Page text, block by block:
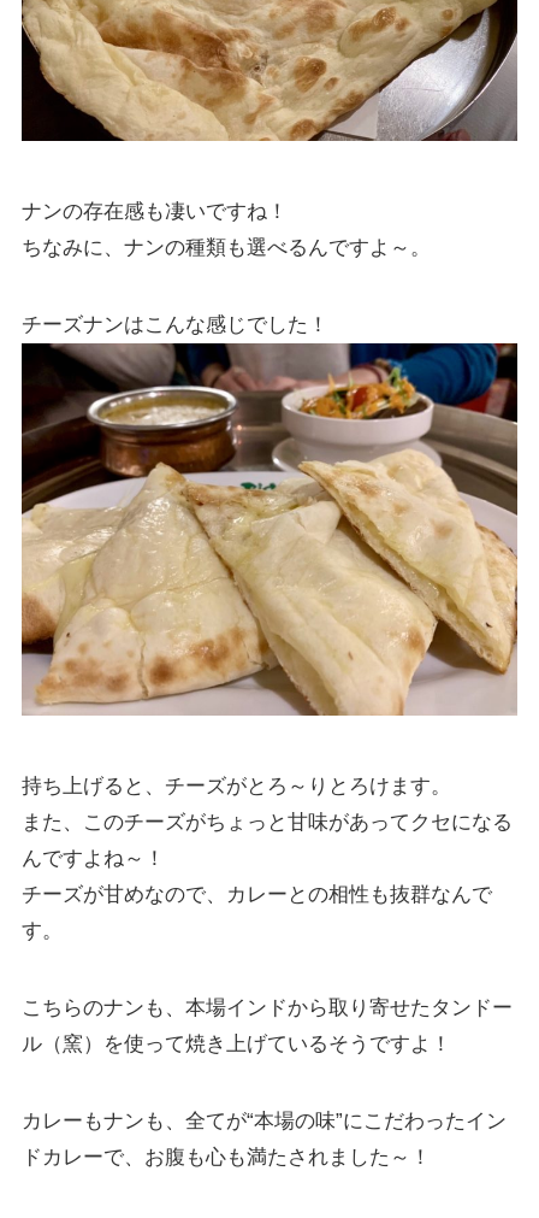
ナンの存在感も凄いですね！
ちなみに、ナンの種類も選べるんですよ～。
チーズナンはこんな感じでした！
持ち上げると、チーズがとろ～りとろけます。
また、このチーズがちょっと甘味があってクセになる
んですよね～！
チーズが甘めなので、カレーとの相性も抜群なんで
す。
こちらのナンも、本場インドから取り寄せたタンドー
ル（窯）を使って焼き上げているそうですよ！
カレーもナンも、全てが“本場の味”にこだわったイン
ドカレーで、お腹も心も満たされました～！